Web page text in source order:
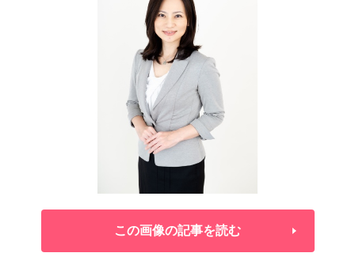
この画像の記事を読む